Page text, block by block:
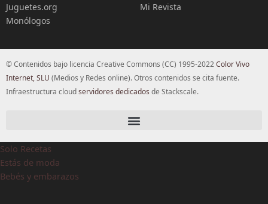
Juguetes.org
Monólogos
Mi Revista
© Contenidos bajo licencia Creative Commons (CC) 1995-2022Color Vivo
Internet, SLU (Medios y Redes online). Otros contenidos se cita fuente.
Infraestructura cloudservidores dedicados de Stackscale.
Solo Recetas
Estás de moda
Bebés y embarazos